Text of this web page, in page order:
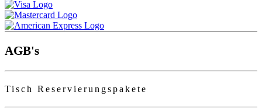
AGB's
Tisch Reservierungspakete